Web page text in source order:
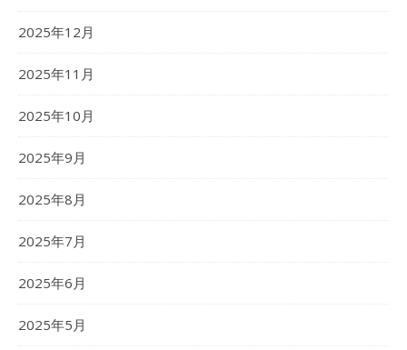
2025年12月
2025年11月
2025年10月
2025年9月
2025年8月
2025年7月
2025年6月
2025年5月